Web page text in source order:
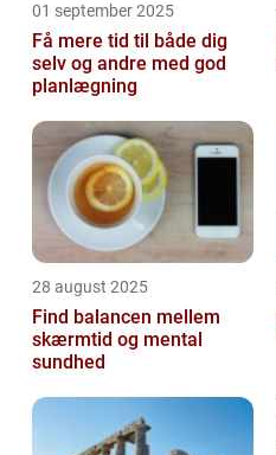
01 september 2025
Få mere tid til både dig
selv og andre med god
planlægning
28 august 2025
Find balancen mellem
skærmtid og mental
sundhed